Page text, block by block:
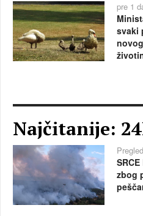
pre 1
svaki
Najčitanije:
zbog